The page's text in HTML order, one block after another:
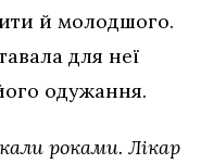
й молодшого.
для неї
одужання.
роками. Лікар